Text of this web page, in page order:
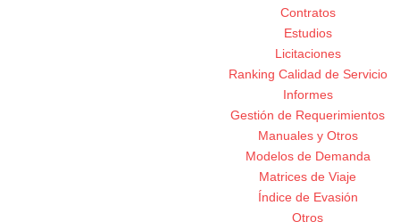
Contratos
Estudios
Licitaciones
Ranking Calidad de Servicio
Informes
Gestión de Requerimientos
Manuales y Otros
Modelos de Demanda
Matrices de Viaje
Índice de Evasión
Otros